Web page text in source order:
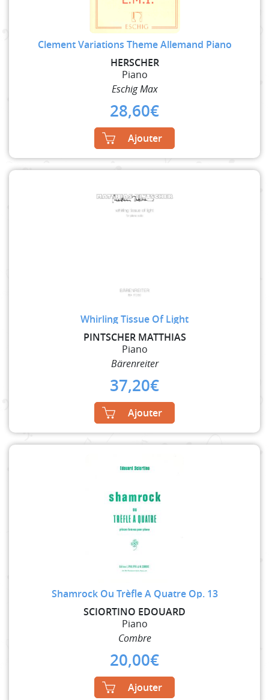
Clement Variations Theme Allemand Piano
HERSCHER
Piano
Eschig Max
28,60€
Ajouter
Whirling Tissue Of Light
PINTSCHER MATTHIAS
Piano
Bärenreiter
37,20€
Ajouter
Shamrock Ou Trèfle A Quatre Op. 13
SCIORTINO EDOUARD
Piano
Combre
20,00€
Ajouter